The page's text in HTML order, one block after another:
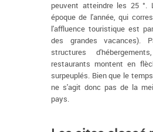
peuvent atteindre les 25
époque de l'année, qui
l'affluence touristique est
des grandes vacances).
structures
restaurants montent en
surpeuplés. Bien que le
ne s'agit donc pas de la
pays.